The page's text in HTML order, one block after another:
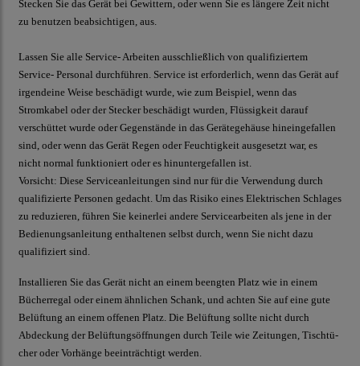
Stecken Sie das Gerät bei Gewittern, oder wenn Sie es längere Zeit nicht
zu benutzen beabsichtigen, aus.
Lassen Sie alle Service- Arbeiten ausschließlich von qualifiziertem
Service- Personal durchführen. Service ist erforderlich, wenn das Gerät auf
irgendeine Weise beschädigt wurde, wie zum Beispiel, wenn das
Stromkabel oder der Stecker beschädigt wurden, Flüssigkeit darauf
verschüttet wurde oder Gegenstände in das Gerätegehäuse hineingefallen
sind, oder wenn das Gerät Regen oder Feuchtigkeit ausgesetzt war, es
nicht normal funktioniert oder es hinuntergefallen ist.
Vorsicht: Diese Serviceanleitungen sind nur für die Verwendung durch
qualifizierte Personen gedacht. Um das Risiko eines Elektrischen Schlages
zu reduzieren, führen Sie keinerlei andere Servicearbeiten als jene in der
Bedienungsanleitung enthaltenen selbst durch, wenn Sie nicht dazu
qualifiziert sind.
Installieren Sie das Gerät nicht an einem beengten Platz wie in einem
Bücherregal oder einem ähnlichen Schank, und achten Sie auf eine gute
Belüftung an einem offenen Platz. Die Belüftung sollte nicht durch
Abdeckung der Belüftungsöffnungen durch Teile wie Zeitungen, Tischtü-
cher oder Vorhänge beeinträchtigt werden.